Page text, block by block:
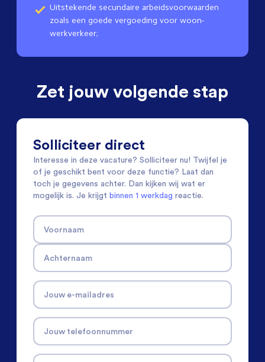
Uitstekende secundaire arbeidsvoorwaarden
zoals een goede vergoeding voor woon-
werkverkeer;
Zet jouw volgende stap
Solliciteer direct
Interesse in deze vacature? Solliciteer nu! Twijfel je
of je geschikt bent voor deze functie? Laat dan
toch je gegevens achter. Dan kijken wij wat er
mogelijk is. Je krijgt binnen 1 werkdag reactie.
Voornaam
Achternaam
Jouw e-mailadres
Jouw telefoonnummer